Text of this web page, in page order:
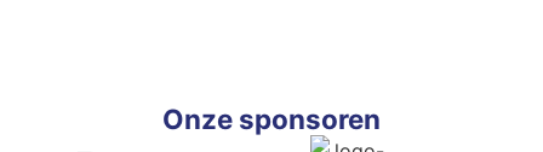
Onze sponsoren